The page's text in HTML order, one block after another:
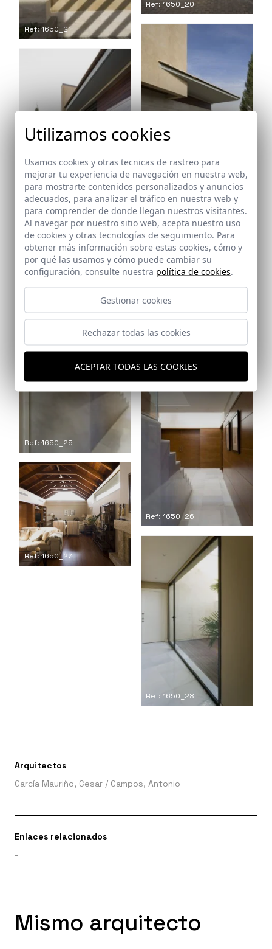
Ref: 1650_20
Ref: 1650_21
Ref: 1650_22
Ref: 1650_23
Ref: 1650_24
Ref: 1650_25
Ref: 1650_26
Ref: 1650_27
Ref: 1650_28
Arquitectos
García Mauriño, Cesar / Campos, Antonio
Enlaces relacionados
-
Mismo arquitecto
Utilizamos cookies
Usamos cookies y otras tecnicas de rastreo para
mejorar tu experiencia de navegación en nuestra web,
para mostrarte contenidos personalizados y anuncios
adecuados, para analizar el tráfico en nuestra web y
para comprender de donde llegan nuestros visitantes.
Al navegar por nuestro sitio web, acepta nuestro uso
de cookies y otras tecnologías de seguimiento. Para
obtener más información sobre estas cookies, cómo y
por qué las usamos y cómo puede cambiar su
configuración, consulte nuestra política de cookies.
Gestionar cookies
Rechazar todas las cookies
ACEPTAR TODAS LAS COOKIES